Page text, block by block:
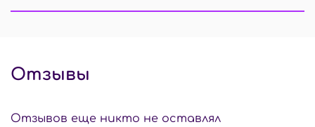
Отзывы
Отзывов еще никто не оставлял